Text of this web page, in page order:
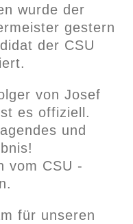
wurde der
gestern
der CSU
von Josef
es offiziell.
und
vom CSU -
für unseren